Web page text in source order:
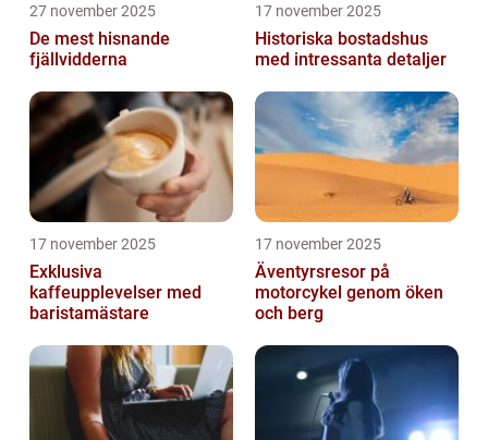
27 november 2025
De mest hisnande
fjällvidderna
17 november 2025
Historiska bostadshus
med intressanta detaljer
17 november 2025
Exklusiva
kaffeupplevelser med
baristamästare
17 november 2025
Äventyrsresor på
motorcykel genom öken
och berg